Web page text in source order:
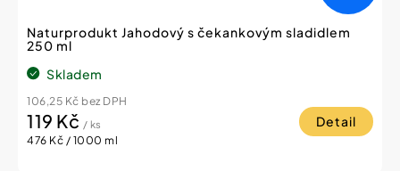
Naturprodukt Jahodový s čekankovým sladidlem
250 ml
Skladem
106,25 Kč bez DPH
119 Kč / ks
Měrná
476 Kč / 1000 ml
Detail